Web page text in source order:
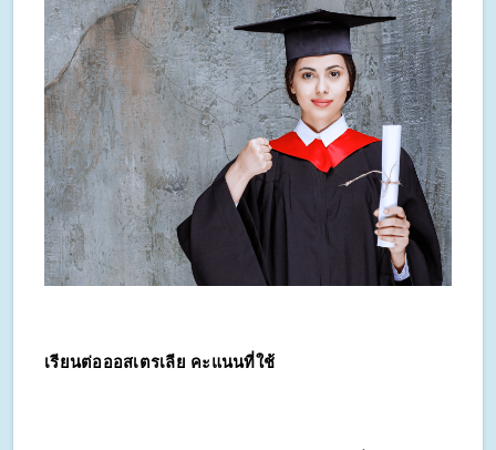
เรียนต่อออสเตรเลีย คะแนนที่ใช้